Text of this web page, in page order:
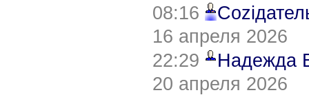
08:16
16 апреля 2026
22:29
Надежда
20 апреля 2026